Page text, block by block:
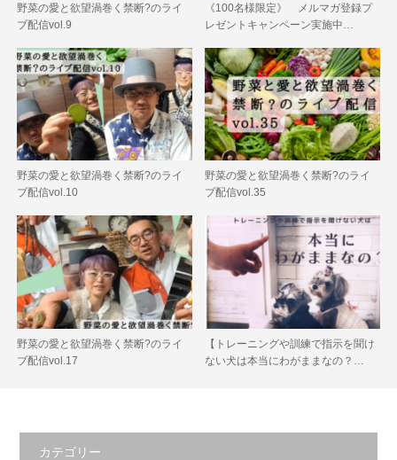
野菜の愛と欲望渦巻く禁断?のライ
ブ配信vol.9
《100名様限定》 メルマガ登録プ
レゼントキャンペーン実施中…
野菜の愛と欲望渦巻く禁断?のライ
ブ配信vol.10
野菜の愛と欲望渦巻く禁断?のライ
ブ配信vol.35
野菜の愛と欲望渦巻く禁断?のライ
ブ配信vol.17
【トレーニングや訓練で指示を聞け
ない犬は本当にわがままなの？…
カテゴリー